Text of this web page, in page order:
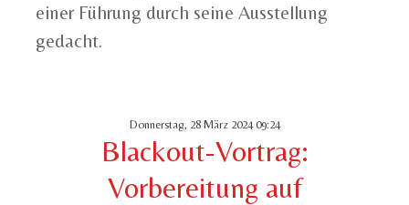
einer Führung durch seine Ausstellung
gedacht.
Donnerstag, 28 März 2024 09:24
Blackout-Vortrag:
Vorbereitung auf